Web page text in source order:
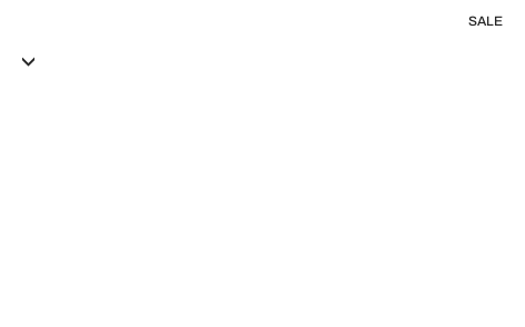
SALE